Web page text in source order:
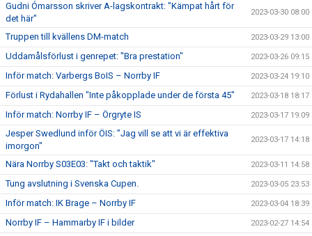
Gudni Ómarsson skriver A-lagskontrakt: "Kämpat hårt för
det här"
2023-03-30 08:00
Truppen till kvällens DM-match 2023-03-29 13:00
Uddamålsförlust i genrepet: "Bra prestation" 2023-03-26 09:15
Inför match: Varbergs BoIS – Norrby IF 2023-03-24 19:10
Förlust i Rydahallen "Inte påkopplade under de första 45" 2023-03-18 18:17
Inför match: Norrby IF – Örgryte IS 2023-03-17 19:09
Jesper Swedlund inför ÖIS: ”Jag vill se att vi är effektiva
imorgon"
2023-03-17 14:18
Nära Norrby S03E03: "Takt och taktik" 2023-03-11 14:58
Tung avslutning i Svenska Cupen. 2023-03-05 23:53
Inför match: IK Brage – Norrby IF 2023-03-04 18:39
Norrby IF – Hammarby IF i bilder 2023-02-27 14:54